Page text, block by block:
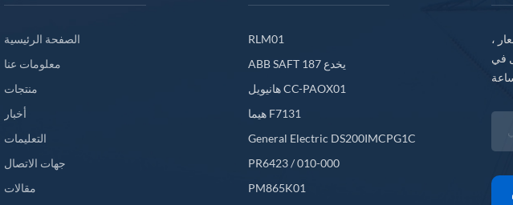
الصفحة الرئيسية
معلومات عنا
منتجات
أخبار
التعليمات
جهات الاتصال
مقالات
RLM01
ABB SAFT 187 يخدع
هانيويل CC-PAOX01
هيما F7131
General Electric DS200IMCPG1C
PR6423 / 010-000
PM865K01
،
في